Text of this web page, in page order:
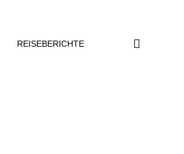
REISEBERICHTE